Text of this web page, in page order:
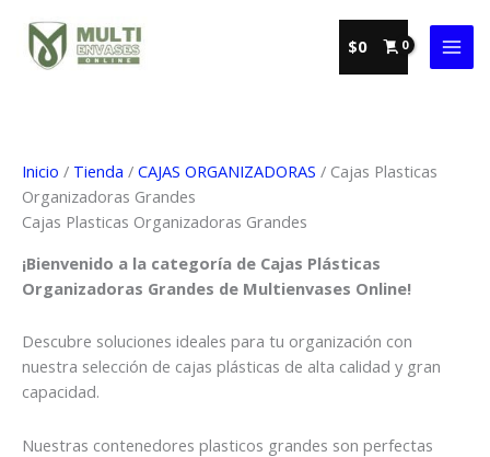
contenido
$0
Inicio / Tienda / CAJAS ORGANIZADORAS / Cajas Plasticas
Organizadoras Grandes
Cajas Plasticas Organizadoras Grandes
¡Bienvenido a la categoría de Cajas Plásticas
Organizadoras Grandes de Multienvases Online!
Descubre soluciones ideales para tu organización con
nuestra selección de cajas plásticas de alta calidad y gran
capacidad.
Nuestras contenedores plasticos grandes son perfectas